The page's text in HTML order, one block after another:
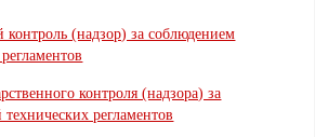
контроль (надзор) за соблюдением
контроля (надзора) за
регламентов